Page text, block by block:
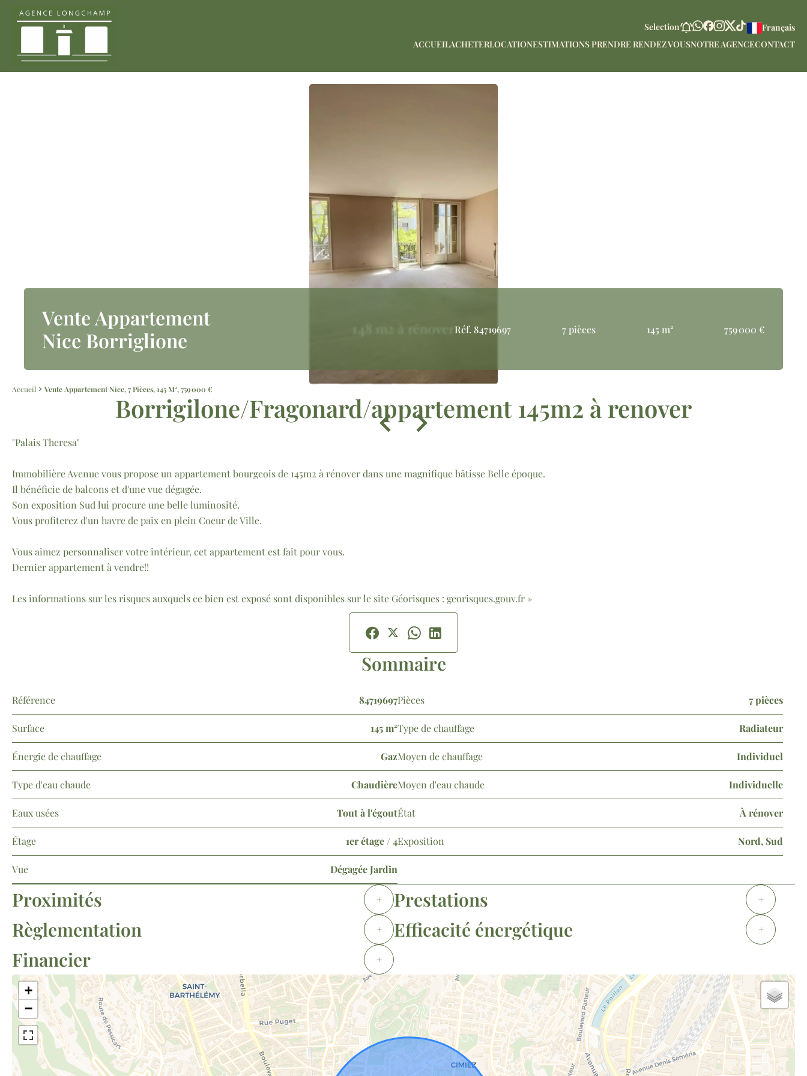
Selection
Français
ACCUEILACHETERLOCATIONESTIMATIONS PRENDRE RENDEZ VOUSNOTRE AGENCECONTACT
Vente Appartement
Nice Borriglione
Réf. 84719697 7 pièces 145 m² 759 000 €
Accueil Vente Appartement Nice, 7 Pièces, 145 M², 759 000 €
Borrigilone/Fragonard/appartement 145m2 à renover
"Palais Theresa"
Immobilière Avenue vous propose un appartement bourgeois de 145m2 à rénover dans une magnifique bâtisse Belle époque.
Il bénéficie de balcons et d'une vue dégagée.
Son exposition Sud lui procure une belle luminosité.
Vous profiterez d'un havre de paix en plein Coeur de Ville.
Vous aimez personnaliser votre intérieur, cet appartement est fait pour vous.
Dernier appartement à vendre!!
Les informations sur les risques auxquels ce bien est exposé sont disponibles sur le site Géorisques : georisques.gouv.fr »
Sommaire
Référence 84719697Pièces 7 pièces
Surface 145 m²Type de chauffage Radiateur
Énergie de chauffage GazMoyen de chauffage Individuel
Type d'eau chaude ChaudièreMoyen d'eau chaude Individuelle
Eaux usées Tout à l'égoutÉtat À rénover
Étage 1er étage / 4Exposition Nord, Sud
Vue Dégagée Jardin
Proximités + Prestations +
Règlementation + Efficacité énergétique +
Financier +
+
−